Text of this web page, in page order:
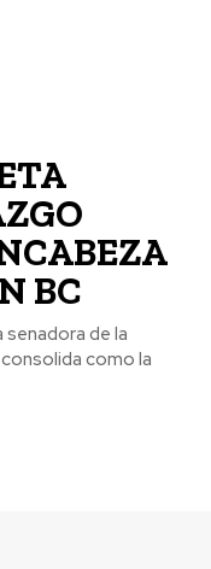
BC
senadora de la
como la